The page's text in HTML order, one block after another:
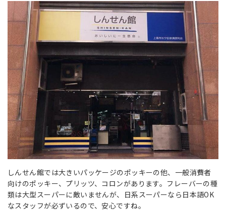
しんせん館では大きいパッケージのポッキーの他、一般消費者
向けのポッキー、プリッツ、コロンがあります。フレーバーの種
類は大型スーパーに敵いませんが、日系スーパーなら日本語OK
なスタッフが必ずいるので、安心ですね。